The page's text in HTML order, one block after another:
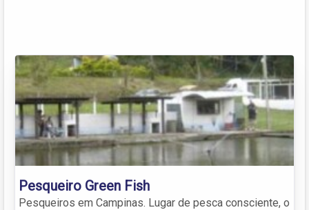
Pesqueiro Green Fish
Pesqueiros em Campinas. Lugar de pesca consciente, o